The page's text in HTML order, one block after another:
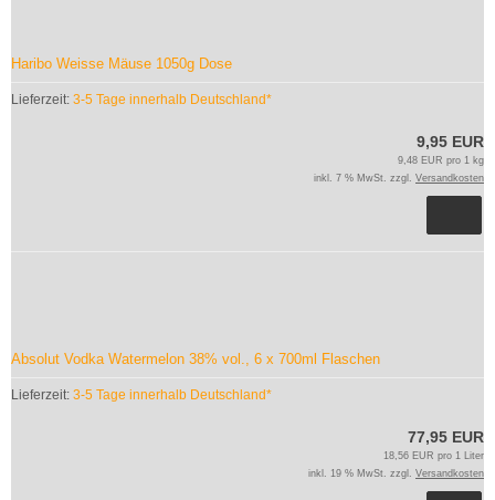
Haribo Weisse Mäuse 1050g Dose
Lieferzeit: 3-5 Tage innerhalb Deutschland*
9,95 EUR
9,48 EUR pro 1 kg
inkl. 7 % MwSt. zzgl. Versandkosten
Absolut Vodka Watermelon 38% vol., 6 x 700ml Flaschen
Lieferzeit: 3-5 Tage innerhalb Deutschland*
77,95 EUR
18,56 EUR pro 1 Liter
inkl. 19 % MwSt. zzgl. Versandkosten